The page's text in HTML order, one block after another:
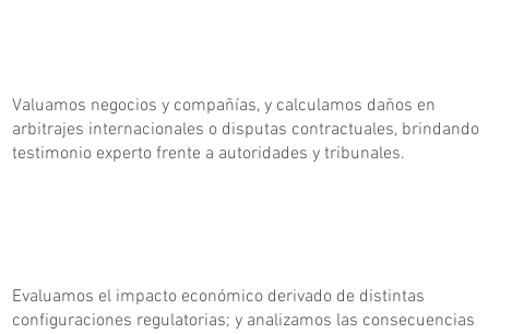
Valuamos negocios y compañías, y calculamos daños en
arbitrajes internacionales o disputas contractuales, brindando
testimonio experto frente a autoridades y tribunales.
Evaluamos el impacto económico derivado de distintas
configuraciones regulatorias; y analizamos las consecuencias